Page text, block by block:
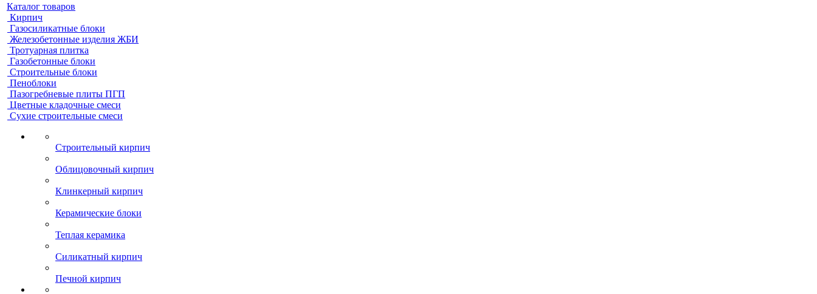
Каталог товаров
Кирпич
Газосиликатные блоки
Железобетонные изделия ЖБИ
Тротуарная плитка
Газобетонные блоки
Строительные блоки
Пеноблоки
Пазогребневые плиты ПГП
Цветные кладочные смеси
Сухие строительные смеси
Строительный кирпич
Облицовочный кирпич
Клинкерный кирпич
Керамические блоки
Теплая керамика
Силикатный кирпич
Печной кирпич